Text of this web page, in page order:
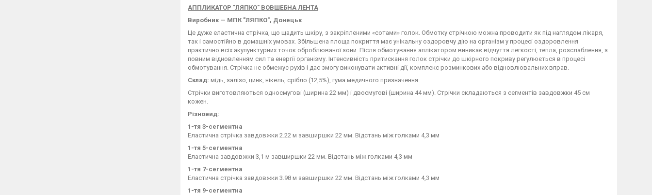
АППЛИКАТОР "ЛЯПКО" ВОВШЕБНА ЛЕНТА
Виробник — МПК "ЛЯПКО", Донецьк
Це дуже еластична стрічка, що щадить шкіру, з закріпленими «сотами» голок. Обмотку стрічкою можна проводити як під наглядом лікаря,
так і самостійно в домашніх умовах. Збільшена площа покриття має унікальну оздоровчу дію на організм у процесі оздоровлення
практично всіх акупунктурних точок оброблюваної зони. Після обмотування аплікатором виникає відчуття легкості, тепла, розслаблення, з
повним відновленням сил та енергії організму. Інтенсивність притискання голок стрічки до шкірного покриву регулюється в процесі
обмотування. Стрічка не обмежує рухів і дає змогу виконувати активні дії, комплекс розминкових або відновлювальних вправ.
Склад: мідь, залізо, цинк, нікель, срібло (12,5%), гума медичного призначення.
Стрічки виготовляються односмугові (ширина 22 мм) і двосмугові (ширина 44 мм). Стрічки складаються з сегментів завдовжки 45 см
кожен.
Різновид:
1-тя 3-сегментна
Еластична стрічка завдовжки 2.22 м завширшки 22 мм. Відстань між голками 4,3 мм
1-тя 5-сегментна
Еластична завдовжки 3,1 м завширшки 22 мм. Відстань між голками 4,3 мм
1-тя 7-сегментна
Еластична стрічка завдовжки 3.98 м завширшки 22 мм. Відстань між голками 4,3 мм
1-тя 9-сегментна